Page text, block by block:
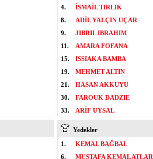
4.
İSMAİL TIRLIK
8.
ADİL YALÇIN UÇAR
9.
JIBRIL IBRAHIM
11.
AMARA FOFANA
15.
ISSIAKA BAMBA
19.
MEHMET ALTIN
21.
HASAN AKKUYU
30.
FAROUK DADZIE
33.
ARİF UYSAL
Yedekler
1.
KEMAL BAĞBAL
6.
MUSTAFA KEMAL ATLAR